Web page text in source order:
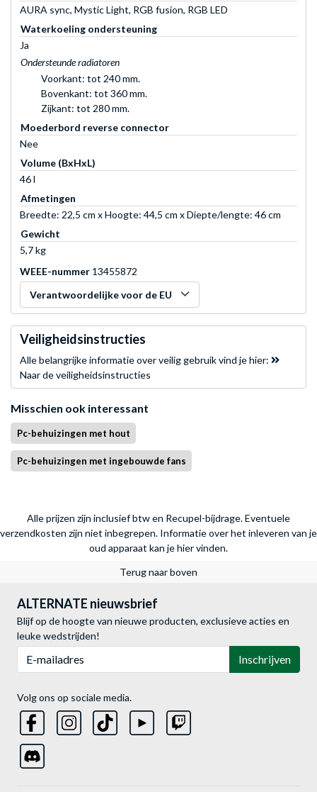
AURA sync, Mystic Light, RGB fusion, RGB LED
Waterkoeling ondersteuning
Ja
Ondersteunde radiatoren
Voorkant: tot 240 mm.
Bovenkant: tot 360 mm.
Zijkant: tot 280 mm.
Moederbord reverse connector
Nee
Volume (BxHxL)
46 l
Afmetingen
Breedte: 22,5 cm x Hoogte: 44,5 cm x Diepte/lengte: 46 cm
Gewicht
5,7 kg
WEEE-nummer 13455872
Verantwoordelijke voor de EU
Veiligheidsinstructies
Alle belangrijke informatie over veilig gebruik vind je hier:
Naar de veiligheidsinstructies
Misschien ook interessant
Pc-behuizingen met hout
Pc-behuizingen met ingebouwde fans
Alle prijzen zijn inclusief btw en Recupel-bijdrage. Eventuele
verzendkosten zijn niet inbegrepen. Informatie over het inleveren van je
oud apparaat kan je hier vinden.
Terug naar boven
ALTERNATE nieuwsbrief
Blijf op de hoogte van nieuwe producten, exclusieve acties en
leuke wedstrijden!
Inschrijven
Volg ons op sociale media.